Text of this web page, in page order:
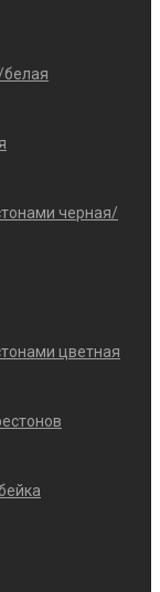
белая
черная/
цветная